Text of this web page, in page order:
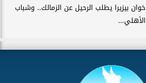
خوان بيزيرا يطلب الرحيل عن الزمالك.. وشباب
الأهلي...